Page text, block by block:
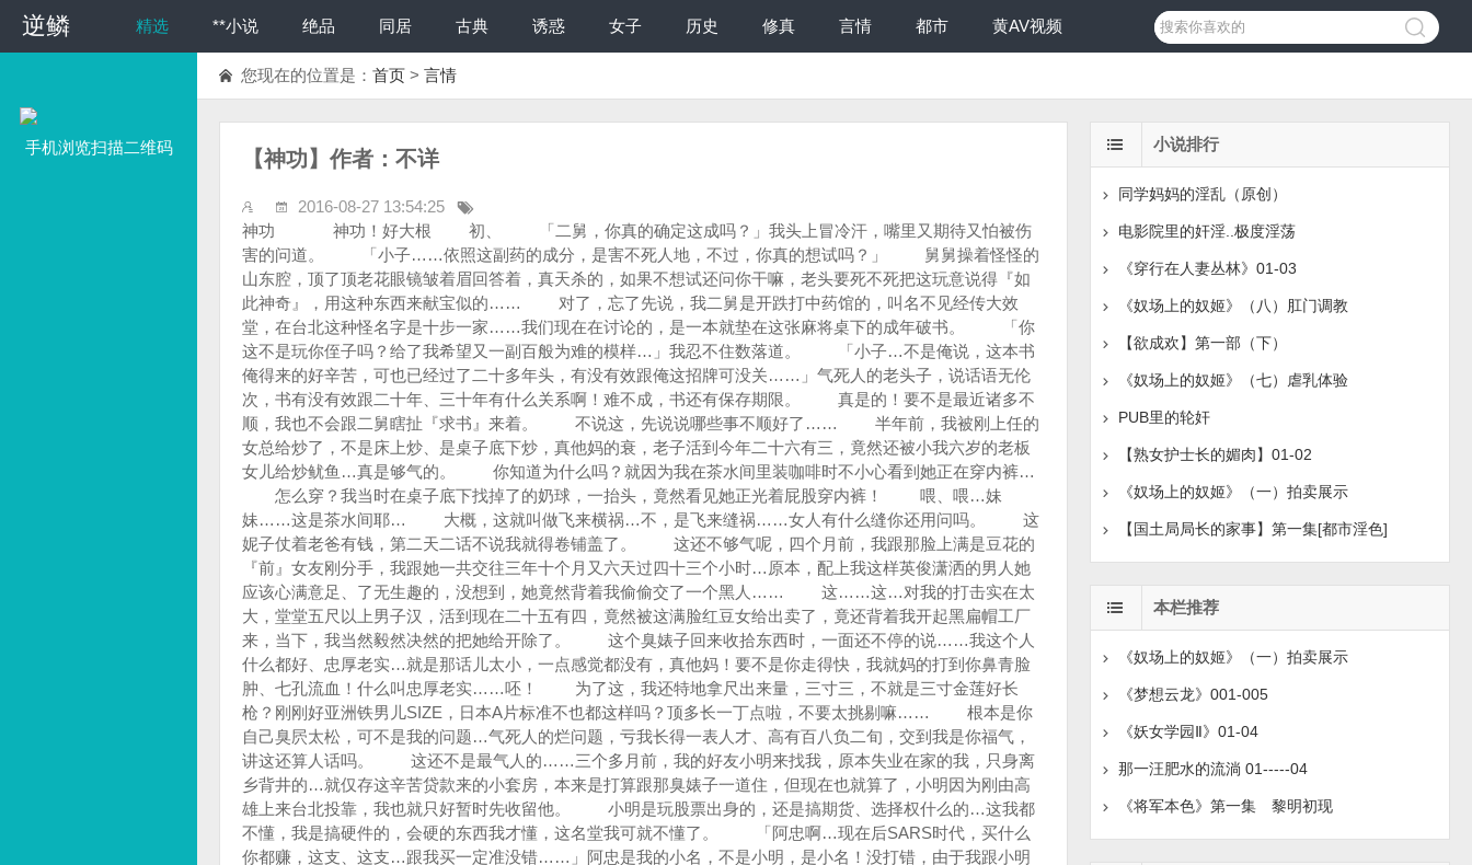
逆鳞 精选 **小说 绝品 同居 古典 诱惑 女子 历史 修真 言情 都市 黄AV视频
手机浏览扫描二维码
您现在的位置是： 首页 > 言情
【神功】作者：不详
2016-08-27 13:54:25
神功 神功！好大根 初、 「二舅，你真的确定这成吗？」我头上冒冷汗，嘴里又期待又怕被伤害的问道。 「小子……依照这副药的成分，是害不死人地，不过，你真的想试吗？」 舅舅操着怪怪的山东腔，顶了顶老花眼镜皱着眉回答着，真天杀的，如果不想试还问你干嘛，老头要死不死把这玩意说得『如此神奇』，用这种东西来献宝似的…… 对了，忘了先说，我二舅是开跌打中药馆的，叫名不见经传大效堂，在台北这种怪名字是十步一家……我们现在在讨论的，是一本就垫在这张麻将桌下的成年破书。 「你这不是玩你侄子吗？给了我希望又一副百般为难的模样…」我忍不住数落道。 「小子…不是俺说，这本书俺得来的好辛苦，可也已经过了二十多年头，有没有效跟俺这招牌可没关……」气死人的老头子，说话语无伦次，书有没有效跟二十年、三十年有什么关系啊！难不成，书还有保存期限。 真是的！要不是最近诸多不顺，我也不会跟二舅瞎扯『求书』来着。 不说这，先说说哪些事不顺好了…… 半年前，我被刚上任的女总给炒了，不是床上炒、是桌子底下炒，真他妈的衰，老子活到今年二十六有三，竟然还被小我六岁的老板女儿给炒鱿鱼…真是够气的。 你知道为什么吗？就因为我在茶水间里装咖啡时不小心看到她正在穿内裤… 怎么穿？我当时在桌子底下找掉了的奶球，一抬头，竟然看见她正光着屁股穿内裤！ 喂、喂…妹妹……这是茶水间耶… 大概，这就叫做飞来横祸…不，是飞来缝祸……女人有什么缝你还用问吗。 这妮子仗着老爸有钱，第二天二话不说我就得卷铺盖了。 这还不够气呢，四个月前，我跟那脸上满是豆花的『前』女友刚分手，我跟她一共交往三年十个月又六天过四十三个小时…原本，配上我这样英俊潇洒的男人她应该心满意足、了无生趣的，没想到，她竟然背着我偷偷交了一个黑人…… 这……这…对我的打击实在太大，堂堂五尺以上男子汉，活到现在二十五有四，竟然被这满脸红豆女给出卖了，竟还背着我开起黑扁帽工厂来，当下，我当然毅然决然的把她给开除了。 这个臭婊子回来收拾东西时，一面还不停的说……我这个人什么都好、忠厚老实…就是那话儿太小，一点感觉都没有，真他妈！要不是你走得快，我就妈的打到你鼻青脸肿、七孔流血！什么叫忠厚老实……呸！ 为了这，我还特地拿尺出来量，三寸三，不就是三寸金莲好长枪？刚刚好亚洲铁男儿SIZE，日本A片标准不也都这样吗？顶多长一丁点啦，不要太挑剔嘛…… 根本是你自己臭屄太松，可不是我的问题…气死人的烂问题，亏我长得一表人才、高有百八负二旬，交到我是你福气，讲这还算人话吗。 这还不是最气人的……三个多月前，我的好友小明来找我，原本失业在家的我，只身离乡背井的…就仅存这辛苦贷款来的小套房，本来是打算跟那臭婊子一道住，但现在也就算了，小明因为刚由高雄上来台北投靠，我也就只好暂时先收留他。 小明是玩股票出身的，还是搞期货、选择权什么的…这我都不懂，我是搞硬件的，会硬的东西我才懂，这名堂我可就不懂了。 「阿忠啊…现在后SARS时代，买什么你都赚，这支、这支…跟我买一定准没错……」阿忠是我的小名，不是小明，是小名！没打错，由于我跟小明由国中就混在一起，因此相信他一向有偏财运，就跟着他…买了。 可是，也许，我真该相信人那背、喝凉水都会尿裤头…… 我也不知道我买的是什么东东，股票不就是小小的一张纸吗？爱买多少随便你，股票你爱扁、你就扁嘛，扁久了就会胖回来，再怎么扁也不会扁到负的吧，可，人就这么衰，短短的三天时间，小明竟然哭丧着脸跟我说，我现在是负债一百多万…… 我可被吓晕了，幻觉！一定是幻觉……别跟我开玩笑啊，你…你……这是在糊弄我吗？辛苦的一点积蓄十几万没了还好说，不会连我贷款的房子都要吧。 小明之后拍拍屁股就走了，他娘娘的……到底是我衰、还是误交匪类啊！天啊！谁告诉、告诉我到底是怎么回事吧。 台北我快混不下去了，听说法院跟股市是商量的，怎么才不到一个礼拜耶，效率不要这么好好吗？平常怎么没这么好。 竟然来查封我家房子…还头一次看到黄黄的彩带，警匪片才有的喔……还挺新鲜呢…… 呸、呸、呸…这是我买的房子耶，不要拍卖好不好？回来！给我回来！！ 如果，银行要是有人性就好了，我是想继续呆…不过看来是真混不下去了，要回家也没脸回去，爸爸早些年已过去了，离开家也快十年没拿过钱回家……想来想去，就只有投奔淡水的二舅一途。 名不见经传大效堂，前口有对石狮子，正匾上头是乌翠松、镶金挂，门牌还有副对联呢……是讲相声的吗？乖乖……好大的气势，好小的店铺。 「小子啊…俺有二十年又九没看过你了，你长得还满健壮啊…」二舅捏了捏我骨头，满口操着外省腔的…还真不适应，不中不西的…奇怪，不是说山东吗？怎么不西…… 还有，我妈为何没这样的腔？他到底是不是跟妈同一个老爸生的啊。 铺子里生意还算不错，舅舅是一个人药师兼药童、外加跌打损伤接骨手，全部一人工作室…够先，他也没多问我什么，我也就暂时先留下来帮忙一阵再说。 整理药材、做做粗活是难不倒我，不过要背分类表、穴位表、记记药性可累死我了，我是搞硬件的，这软软的东西怎么背啊……二舅可被我气了三个月后才敢让我进药房，不过凭着我天赋异禀的记忆能力，这些都难不倒我。 臭药名我是记不牢，但硬硬的穴道经络模型，我可是记得分毫不差。 有天，二舅一如往常的在打完第四圈麻将散场后，一个人开始喝起了闷酒，我凑过去偷吃了两口干伴猪皮与红烧肉，赫然的发现到…底下怎有本垫桌脚的破书。 这里灯光暗，聚赌的事就不要太光明啦……我把书拿近灯底下一看。 「好大巨龙？」这…这…什么名字啊？是不是情色书刊？这么破…… 不，原来是这书的书皮已经破到被蚂蚁给清干净了，连第二页都被啃了一大半，剩下的字刚好排成这样。 我小心翼翼的翻开第二页……还好，下一页还很新，没破，像新的一样发亮呢…这好像是民国初那种手译本，也就是古书改译白话的交接年代作品，我没敢再翻第三页，深怕这样的书会不会突然像沙一样碎掉，正打算问二舅时，他已经转身回房睡觉去了。 「好大巨龙？有点意思…嘿嘿……」哪一种龙会叫『巨龙』呢？我脸上忍不住淫荡的笑容，嘿嘿…这到底是什么样的一本书呢？等舅舅醒来一定要问问清楚才行。 这二舅一个人就守着一间铺子，他的老婆早死，也没留下半个子来，所以他对我还算不错，扣掉脾气大爱打人的个性、还有没给半点薪水、无耻下流的老抠毛外…基本上他对我这侄子还算视如己出。 店铺现在都是我在看，要抓药是小事一桩，要看病我也可给偷偷看…嘻嘻… 这样才有零用钱花嘛…还好，至少到目前为止，还没闹出人命过。不过跌打损伤扭神经这门我可不看，看着男人咿咿呀呀的哀嚎会让我疲软无力…半个月硬不起来，连打枪都嫌没力，不过来的如果是年轻貌美的女人话，我倒是会考虑看看…… 很快的天就黑了，中药店都不知在搞什么鬼，竟然全开到三更半夜，所以我也就得撑到七荤八素的，才能收了收门前唬人的刀械家伙，准备回房睡觉去。 原本，我都快忘了那本书，没想到，舅舅起身尿尿时，却正好抓着它看着出神。 「二舅啊…这本书……」二舅没理我，他看著书眼睛都出神了，我原以为他是不是被这本书勾起了以前的回忆，不敢打扰造次，没想到……他却淡淡的叹了一口气…… 「嗯……书皮好像被蛀掉了……」我当场滑了一大跤，鼻血刚要喷出来时，舅舅却又继续接着往下说。 「书啊……书啊……俺当初找你找的好辛苦，你在俺这却只有喂蚂蚁的份，这到底是俺的报应还是你的宿命啊……」二舅又开始语无伦次了，在我正要接问时，他突然干净利落的说了几个字…… 「小子，买酒！」 「是的，老舅！」我二话不说，马上骑着脚踏车往老街方向打点小菜去，舅舅人虽抠，可小菜却从来不抠，他说喝酒就要舒舒服服地喝、痛痛快快地吃才会醉，如果酒菜吃喝得不过瘾，那岂不是白吃。 钱我是一定不会帮他省地，嘿嘿…我打了几样自己爱吃的小菜，点了几种精致的小美食，越过铁蛋、鱼酥、阿给这种便宜的三流货色，直他妈的给它买上两千多大洋才满意的回家去。 这就是干采买的好处，也是我在舅舅这唯一的乐趣之一。 回到家时，舅舅竟然已经买好了哈比书套，还给那书套上了呢。 我心里暗自好笑，舅舅平日就把它垫在桌下，现在铁定就是这样的结局，那还套什么套？都不会生了还套？！切…真是多此一举…… 舅舅好像没注意到我花了他两千多大洋，也没发觉今天『小菜』特别多，菜到他嘴里好像没味道似的，酒也喝得特别不起劲。 我现在可没空听他说呢，晚餐只吃了一棵小一号的十五元阿给，肚子正不平衡呢，叽哩咕噜的，恨不得把两千块都塞到了肚子里去…… 可惜…我还来不及把半只烤乳猪的脆皮猪蹄给噎下去，舅舅就开始说起这书的历史来了… 「这本书…是由东汉末年……」二舅头壳真是有问题，竟然由不知几千年的故事开始扯起，这段老掉牙的故事我连听都不想听，连嘴巴里塞着菜根都还会猛打瞌睡… 「这书写得是玄妙异常，所以修练过程千年来难有人练就成功……」切…又不是易经，讲得这么玄…… 「直到民国前，有位高人将它部分精华改译成白话，这才真有人练出其中的奥妙……」 「咳…咳……什么奥妙啊，二叔……」我喉咙突然被菜给噎住了，猛力拍了好几下、拼命灌口酒，连二舅都给叫成了二叔…… 「嗨啊…还不就是一柱擎天、一泄如注的武林神功……」我真不知道老舅舅国文是怎么修的，不过武林神功四个大字，我可听得清清楚楚。 切…都什么年代了……不过话说回来，这年代连鬼都还有人肯相信，还有什么不好信？宁可信其有、不可不信邪啊！ 这些傻话我一个人就常听，可也听得透彻如溪、晓得明明白白。 「什…什么样的神功法？」好奇是人的天性，更是男人的本性。 「这本书据说可以让男人脱胎换骨，像条活龙就对啦……」 等等，你能想象一下山东老汉操着台湾国语在讲广告词吗？我真不敢相信我自己的耳朵…… 台湾土产的山东人，不但国台夹杂、还是两岸三地大会串……真是够了… 「它可以让男人的东西持久不泄、可长可短、历久不衰、是玄妙无穷啊…」 好耳熟的广告词…但……中间这『可、长、可、短』可把我吓醒了，这…好…… 好棒的四个字。 「这本书，百年来只是流传在中药界的传说当中，没有人亲眼见过，是我花了好些年才弄到手的……」二舅感慨的说道，眼睛里、好汉的泪光在闪烁，好似星星划过长空…耀眼异常。 「什…什么啊？二舅你有这种好东西，为何不早点说啊？」我不太肯相信的疑问道。 「唉…俺当初拿到的第三天，你婶婶就过世了……她也知道这是一本闺房中的密书，俺那时跟你婶婶是间谍情深…难分难舍下，也就答应她发誓一辈子不学不看里面的内容……」二舅再一次的证实他文学底子有问题，鹣鲽情深都能念成间谍…… 「那…那…你都没有想过再拿出来看看？」我越来越好奇的问道。 「怎么莫有？俺两年前才找出来地…唉…不过来不及已…来不及……唉…」 二舅就只顾着一直叹气，我当然知道他是已过六旬却没有再婚对象才这样说，但是来不及…又是什么来不及呢。 我继续套套他的话，趁着酒意，一定要把这本书的秘密给揭开不可。 「俺那话儿…已经不管用……没用地…」也许是喝了酒，舅舅小声的说道… 倒是我喝的一口热汤，险些全喷在他脸上。 「舅舅…你…你自己不就是开中药馆的吗？中药不是最顾心肝脾肺『肾』、肾啊…怎么会不行呢？」我故意强调一下最后一个字，因为……好一阵子我都偷偷拿二舅的固肾大补丸给吃了好几颗。 「是莫有错…但坏就坏在俺太贪心，还没看过书…就先把自己给补坏了…」 我一听险些笑到喷鼻涕，这种话我还是头一次听过，而且是由一个中药店的老师傅口中听到…哈哈…哈哈……天底下有这么好笑的事情吗。 「小子…你可知道，俺现在二十八天都还会梦遗一次呢，要不是俺补到伤了神经，现在…可还是年轻力壮的小伙子呢…」舅舅似乎看出我脸上有嘲笑之意，嘴里不肯服输的骄傲说道。 「在中医上，这是肾水过充导致其它心、肝、脾、肺四脏气血不调，俺当初明明也知道地…但为了求快…哪知道最后会弄巧成拙……」 求快？是什么快啊？体力快还是发射快？这中医师补到自己肾水过多、气血失调还真是前所未闻，我想要不是二舅喝了酒、又受了刺激，他大概一辈子也不会讲出这些话来。 「是、是、是……二舅…那……这本书……」我忍住笑意，开始拐了好几个弯表示想看看、学一学里面的东西，但二舅好像就是听不明白，最后，我心头一横……就说了。 「二舅…你知道吗？我好惨啊……我被女友抛弃、那话儿又被人给看不起… 我……我到底还算不算是男人啊…呜呜呜……」我这是借酒装疯啊，这可是超无双必杀技，没词了出现闪红光才有…… 按：上段末出自某三国游戏。 得要先博一搏舅舅的同情心，不然这小气巴拉的老抠门，到时给不给看，还不知道呢…… 再说，舅舅连自己不行了都敢说，我……我这又有什么好不好意思讲呢。 「小子…这……」舅舅为难了，我当然不给二舅说不的机会，这些日子我可是摸清他吃软的脾气，继续借酒装哭的求书道。 「小子…这……俺也很想看啊…」我突然觉得刚刚吃的菜都要翻了出来… 「可俺是发过誓地…俺老家是出了名的守信用，是堂堂济南守信里、发誓村乡民，如果这话要是传了出去，俺还能回乡探亲不探？」我快被这舅舅的话给搞疯了，这算哪门子信用啊？你当初又不是昭告天下，自己说不看就不看……就算想看看…又会怎样。 这有什么好大不了？再说……现在是我想学，可不是你要看！八竿子怎搞在一块呢。 「要不…侄子我先帮你翻翻，我看过再告诉你内容总可以吧……这样…既不违反舅舅誓言，也好不浪费这本书的宿命是不是？」我想了好久，总算绕出了一条活路来，只见舅舅轻轻哦了一声，好像可行似的点了点头，顿时间我感觉好像被骗了一样，会不会舅舅本来就想绕弯子要我帮他看。 这语无伦次的老头，果真是深藏不露，不过只要那本书像他所说一样神奇，帮帮自己舅舅一次又何妨。 「给你看看是无妨，可会练出什么东西连俺都说不准，你可得想清楚…」二舅再三的唠叨说道。 「舅舅……我、很、清、楚…」我的眼泪都快飙出来了，二话不说，也把书给抓在手上。 「那、那……你看完要把大概的意思、药名说出来，我可没看也没学…」舅舅急忙的补了这样一句，我则恭恭敬敬的、小心翼翼翻开哈比书套下的第一页。 「好大巨屌？」上面的龙字，被刚刚喷在书套的汤给沾糊了，怎么看…都像个屌字…… 我不再多说，先翻了翻前几页，没想到的是，里面的用字竟然浅显易懂，上面修练的用药也是容而易取… 「娘舅，此卷…真有如此神奇奥妙乎？」我的话开始文言起来，跟舅舅报了几份药名，连舅舅也不禁皱起眉头说道。 「吃…是吃不死你地……但这巴豆根、枸芑粉……应该是涂的吧，不然混着吃、吃下肚子后可就一路拉，不拉到太平洋、拉死小子你可有鬼勒……」舅舅说出了我汗流浃背的隐忧。 「会不会……是减肥药……」我兴致少了一大半，满脸狐疑的看着二舅… 「小子，俺告诉你……一份天地难得、玄妙无比的好药，就要发人之所不敢为而为之，方称得上绝世好药，两份药性极强的药会擦出什么火花，这都是你的命，你说是也不是……」二舅突然苦口婆心的迸出了如此警世良言，害得侄子俺是目瞪口呆、哑口无言。 就这样，我们两人折腾了一整夜，最后……只留下巴豆根与枸芑粉，静静的躺在药房里，无声无言的抗议着…… 「你好，我叫小桃…你可以称我桃儿、小桃儿、可爱桃、小甜心都可以……就是不可以叫我桃太郎…」 手机中的少女黏腻腻地啰嗦不停，不时还呵呵傻笑，小姐，放庄重点好吗？你现在是在做援助交际耶，可不是在跟网友哈拉聊天…… 真受不了，搞不懂七年级的眉妹到底在想些什么，不过对于『神功初成』的我，也只有先找个小妞来开开刀，试试这本书的杀伤力如何。 「那…你真的确定照片、年纪跟本人一样吗？不然我可不付钱……」 我越来越像四十岁的怪老头，再叮咛一次，省得彼此浪费时间。 「你真的是二十四岁吗？跟个老头一样……要不要做随便你……」 好犀利的小妞，哼……连做兼职的援助交际都这么跩，真有你的……我…不过就是五年前二十四，哪有像个老头似的，跩什么跩…… 你最好保佑自己长的跟照片一样，不然等会就插翻你到『叫天天不应、叫弟弟不理……』我应付了一下小桃后，离开了网咖，就打算往捷运的方向去，期待一小时后跟这援交妹碰头。 你一定很奇怪，怎么一下的功夫，我的神功就练成了，事实上呢，距离上一次书得手的时间已经过了六个月…… 那本书后来经过我们甥舅二人的仔细参透研究后，证实里面多数的药都是用『涂』的，而且作法简直异于常人，至今……应该还没有人领悟出其中的玄妙之处。 扯远了，简单说，它的步骤很繁琐，过程…却十分简单，它的用药很强烈，药材…却随手可得……真他奶奶你能说它不玄妙乎？善哉、善哉。 为了它，我决定把我隐忍多时、尚未开包的处子包皮…给喀渣了…… 这着实让我痛了好几天，但为了让这将来的『东方巨屌』美观些……也只有牺牲一点皮肉，不过一连快痛了我两个礼拜下不了床，该死的大夫…经过这段艰辛无比的历程后，我才抓着三寸七的命根子，展开我东方巨剑的修练路程。 按：多的零点四寸是截包皮多出来的…… 首先，大家最关心的应该是怎么弄长吧，这点快不得，不要相信坊间什么增长术，那根本是骗人的，海绵体在成年后就不会再生长，这是基本常识，如果硬是要把肉棒当成骨头拉……你有没有看过什么是揠苗助长？有没有看过洋片『阴茎直插一百八十度』？到时不要说是一百八，连三百六都弯的过去，因为屌已只剩半条命了…… 我跟二舅研究了两个月后，终于破解了其中的迷津，在零与一当中，悟出了黑客是怎么当的……不对，是阴茎要怎么包，由于海绵体是很笨的东西，当你给它讯息说我长大了，它就开始闹罢工，因此你不得不包住它持续刺激，告诉它你还太小喔，多长一点给我吧。 这个论调是二舅告诉我的，你不要太挑剔一个语无伦次的中药师，既然说了就照做便是，我每天勤奋的用艾草混牛奶外加三味综合泥裹在上头，虽然二舅看了是直摇头，可我也不理会他每天勤加修练。 我把泥给塑型成七寸长、美轮美奂的大阴茎，幻想着不久将来这就会是它的形状，每天整整包它个六钟头，并且由二舅帮我插针点灸……在放完三、四次血后，一条蛰伏的卧龙，才逐渐崭露头角…… 先告诉你为什么要放血，我们都知道，阴茎肿而不泄其实对身体是很大的伤害，血液滞留在茎皮久了会便造成『呆茎』，完全不灵活，因此性爱学家一直要男人不要再撑了，早点办完事再来一次比较实际。可我们这种练法就全然不是这回事，我们是利用诱导外加补强硬件设施，直接要将九五升级成不会当的XP，这硬件改造可省不得，除了每天三餐饭后一粒固肾大补丸少不得，平时的自我锻炼也马虎不了呢。 按：要原谅他是搞硬件的，逻辑中常会不自主的出现一些计算机怪异名词… 为了拉长它美型不泄的坚硬外皮，一天六片A片已经被我看到没新片可看，我的阴茎每天早上还要泡三次冷水、包茎放血，接着晚上再泡三次热水、消炎去肿后，这才算做完了一天的功课。你一定在笑我疯子吧？我二舅就这样笑我，他说放着店不顾搞这玩意…可一个月后他笑不出来了，因为……我的玩意已经大到裤头穿不下了…… 到此，我终于完成了梦寐以求的第一阶段，也是整本书最粗浅的开头章——『好大根』的修练境界。 你一定以为我这根是闷肿的吧，才不…它的感觉好极了，比以前的好太多，我们可以经由看A片来证实，只见瞬息间由一寸短、短、短、短成了九寸长…… 这…可就不是普通人能拥有的SIZE呢。 接着…有了信心后我便开始朝第二阶段的『自如意』锻炼，它能把那话儿练成皮肉生动，犹如脸皮般能自由如意的缩张一样……不过由于时间的关系，我们就讲到此为止，总之这功夫是被我练成了…… 总之而言、言而总之，这本书去掉看不懂、不重要、练不来的部分外，一共被我们归类成六大项，成了标准的六六神功。 有好大根、自如意、万人迷、汁又多、夜不尽，最后……还有项最重要的驭悍奴。 这、这、这…前五项可完全是男人作梦都会笑的至高宝典，丝毫没有留给女人半分嫌弃的机会与借口……嘿嘿…… 在我从援交聊天室里精挑细选出小桃时，我已经练成了前面三项，由于第四跟第五项必须在女人身上练，所以我得出关找个小鬼试试功力…… 当然，最后的驭悍奴也被我给先翻练了一半，因为这地方写得玄妙十分，太过心灵层面、一点也不单纯，我只有用自己极高的聪明禀赋自行参详领悟，不敢妄言通书达意……却也，八九不离十啦。 这时我才注意到，很久很久以前的老祖宗已经在搞恐吓、瞒骗、威胁、利诱这段，嘿嘿…尽管我再怎么忠厚老实……日思夜想、耳濡目染之下……善良的本性也会逐渐歪曲…… 一个小时后，我来到了捷运站门口，还好，远远的这小妮子穿着一件细肩白色HELLOKETTY小可爱，腰间露肚、配上牛仔超短小裤裙，身上一堆小吊饰、外加迷你粉红小腰包，一眼，就可以很容易的认出来，十分抢眼。 原本我还正担心她会不会像个小太妹，不过气质上似乎还算不错，最重要的是这种浓浓的活脱小妹气味，正逐渐开始刺激我鼻孔内的敏感神经…… 「你是小桃吧……」我有些刚毅木讷的说道，真要命，这时剑在口袋是隐忍待发……弟弟…现在可不能出什么意外啊，不然闹出人命了可怎么办。 「嗯…你想去什么地方做？」小桃真直接，只见她脸色红润润的十分好看，全身打扮也确如聊天室所说十六、七岁模样，长得虽不算很惊艳，但肌肤白皙、体态五官也满上相，的确是有敢于夸言五千大洋的高等价值。 咳、咳……出来混就不要问出身来历，等等要检查一下她的硬件设施是否健全，看看有无造假之嫌还比较重要。 「你家。」我干净利落的道出两个字。 「什么？不会吧……」小桃一脸不太敢相信的问道，好像在说，你连上宾馆的几百块都要省，真是够了喔…… 我这么做当然是有目的的，虽然我已跟舅舅借了三千多块来凑数，不过那是怕事情闹大被报警时用的，我可从头到尾不打算付一毛钱，不但不付……还有更过份一点的哩……嘻嘻嘻…… 「你是一个人住吧？看你能这么自由的跟男人出去，自然不会乖乖跟爸妈住一起…」 「少来…我才不滥交呢，要不是缺钱用…这样……好吧…但，我要加钱喔，要多一千才行。」小妮子拿出最新型的手机看了看上面时间，转头竟然对我杀价道。 「成。」我是很爽快的答应，对于本来就不打算付钱的人来说，就是多要一万块我也没什么好意见的。 跟着我们用走的来到她住的透天小厝前，上了楼去，这，我可就准备好了，小骚货…接我这一剑千秋舞…不，是重剑荡秋千吧…… 二、 「这里只有你一个人住？独栋的耶……台北不多见，是你老爸留的吗？」房屋虽旧，可对我这种上班族又失业的人来说，这里已经是很不错了。 「你少管……六千块呢？」小桃一边脱衣服一面这样问道，可我却很坚持哪有先给钱再玩的道理，反正我已经是到了这，小桃也只好拿了条浴巾，准备洗澡去。 「你要先洗澡吗？我可先说喔…我这没毛巾没牙刷、每件东西都不准碰喔，还有不准留下什么脏东西……」小桃一旁还唠叨不停的说着。 真是的，小妞……我可不是来住旅馆，也不是来搞一夜情的，请你搞清楚点OK。 我懒得跟她扯，放她先洗完后，我一个人三分钟战斗澡完毕，挺着我的长江大炮就走出她的浴室门口…… 「啊……」听到了小桃赞叹的讶异声，我的心里就暗暗爽了起来，嘿嘿…… 没见过这么大的吧，这可是我花了不少月的功夫呢…这下……可值得了。 「你……你是外星人啊…怎么这么大……」小桃好像还有些受惊的说道，这种小鬼年纪尚轻，虽然听人说过越大越好，可她这会却不知是该高兴还是害怕才好。 这就是我不找妓女的原因之一，援交的幼妹价格虽常坐地乱喊，但经验可就没那么多，在未来『开发』上也较容易，我可不希望第一次实验的对象就是松垮垮的万人骑，宁可花多一些钱找幼一点、玩票性的援
小说排行
同学妈妈的淫乱（原创）
电影院里的奸淫..极度淫荡
《穿行在人妻丛林》01-03
《奴场上的奴姬》（八）肛门调教
【欲成欢】第一部（下）
《奴场上的奴姬》（七）虐乳体验
PUB里的轮奸
【熟女护士长的媚肉】01-02
《奴场上的奴姬》（一）拍卖展示
【国土局局长的家事】第一集[都市淫色]
本栏推荐
《奴场上的奴姬》（一）拍卖展示
《梦想云龙》001-005
《妖女学园Ⅱ》01-04
那一汪肥水的流淌 01-----04
《将军本色》第一集 黎明初现